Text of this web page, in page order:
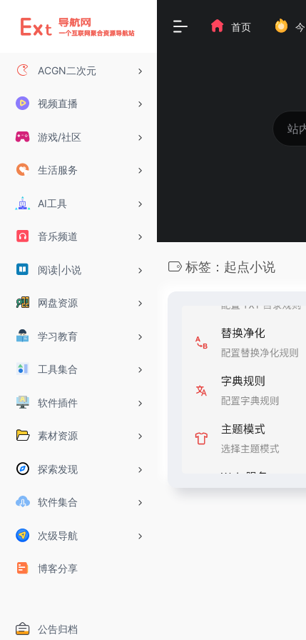
ACGN二次元
视频直播
游戏/社区
生活服务
AI工具
音乐频道
阅读|小说
网盘资源
学习教育
工具集合
软件插件
素材资源
探索发现
软件集合
次级导航
博客分享
公告归档
首页
标签：起点小说